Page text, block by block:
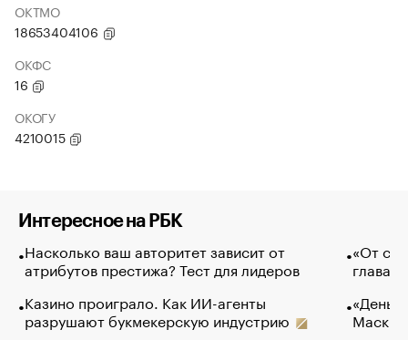
ОКТМО
18653404106
ОКФС
16
ОКОГУ
4210015
Интересное на РБК
Насколько ваш авторитет зависит от
атрибутов престижа? Тест для лидеров
Казино проиграло. Как ИИ-агенты
разрушают букмекерскую индустрию
«От
глава
Маск в